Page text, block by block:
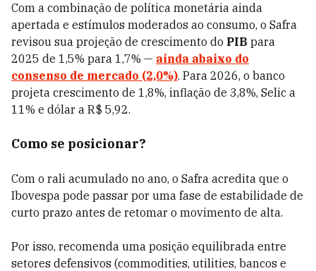
Com a combinação de política monetária ainda
apertada e estímulos moderados ao consumo, o Safra
revisou sua projeção de crescimento do PIB para
2025 de 1,5% para 1,7% — ainda abaixo do
consenso de mercado (2,0%). Para 2026, o banco
projeta crescimento de 1,8%, inflação de 3,8%, Selic a
11% e dólar a R$ 5,92.
Como se posicionar?
Com o rali acumulado no ano, o Safra acredita que o
Ibovespa pode passar por uma fase de estabilidade de
curto prazo antes de retomar o movimento de alta.
Por isso, recomenda uma posição equilibrada entre
setores defensivos (commodities, utilities, bancos e